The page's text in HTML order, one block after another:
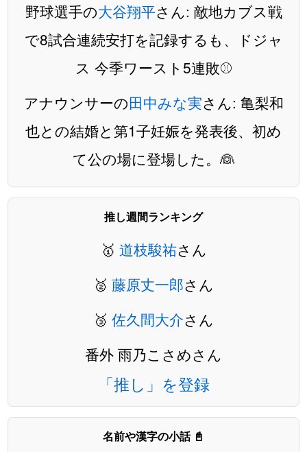
野球選手の大谷翔平さん: 敵地カブス戦
で8試合連続安打を記録するも、ドジャ
ス 今季ワースト5連敗⚾️
アナウンサーの田中みな実さん: 亀梨和
也との結婚と第1子妊娠を発表後、初め
て公の場に登場した。👰
推し週間ランキング
🥇 道枝駿祐さん
🥈 藤原丈一郎さん
🥉 佐久間大介さん
番外 雨乃こさめさん
「推し」を登録
名前や漢字の小話 📓